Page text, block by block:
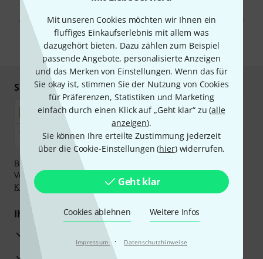
Mit unseren Cookies möchten wir Ihnen ein
fluffiges Einkaufserlebnis mit allem was
dazugehört bieten. Dazu zählen zum Beispiel
passende Angebote, personalisierte Anzeigen
und das Merken von Einstellungen. Wenn das für
Sie okay ist, stimmen Sie der Nutzung von Cookies
für Präferenzen, Statistiken und Marketing
einfach durch einen Klick auf „Geht klar“ zu (alle
anzeigen).
Sie können Ihre erteilte Zustimmung jederzeit
über die Cookie-Einstellungen (hier) widerrufen.
Geht klar
Cookies ablehnen Weitere Infos
Impressum · Datenschutzhinweise
Werbung und einer Messung des E-Mail-Nutzungsverhaltens zu. Die
Abmeldung ist jederzeit möglich. Weitere Informationen finden Sie in
unseren
Datenschutzhinweisen
* Pflichtfeld
Sicher einkaufen & bezahlen
Bezahlen Sie vertraulich und sicher per Nachnahme,
Vorkasse, PayPal, Amazon Pay,
Klarna Sofort bezahlen,
Klarna Ratenzahlung
oder Kreditkarte.
Ihre Vorteile
3 Jahre Thomann Garantie
30 Tage Money-Back-Garantie